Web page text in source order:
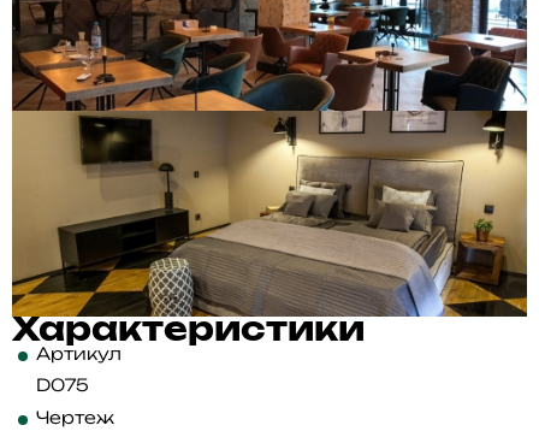
Характеристики
Артикул
D075
Чертеж